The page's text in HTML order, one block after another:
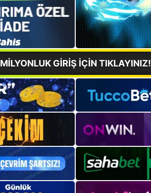
MİLYONLUK GİRİŞ İÇİN TIKLAYINIZ!